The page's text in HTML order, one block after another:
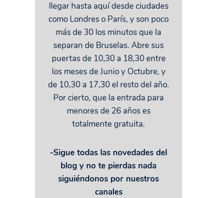
llegar hasta aquí desde ciudades
como Londres o París, y son poco
más de 30 los minutos que la
separan de Bruselas. Abre sus
puertas de 10,30 a 18,30 entre
los meses de Junio y Octubre, y
de 10,30 a 17,30 el resto del año.
Por cierto, que la entrada para
menores de 26 años es
totalmente gratuita.
-Sigue todas las novedades del
blog y no te pierdas nada
siguiéndonos por nuestros
canales